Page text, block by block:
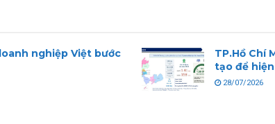
nghiệp Việt bước
TP.Hồ Chí
tạo để
28/07/2026